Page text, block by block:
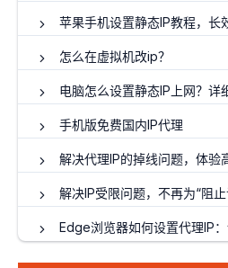
苹果手机设置静态IP教程，长
怎么在虚拟机改ip？
电脑怎么设置静态IP上网？详
手机版免费国内IP代理
解决代理IP的掉线问题，体验高
解决IP受限问题，不再为“阻止
Edge浏览器如何设置代理IP